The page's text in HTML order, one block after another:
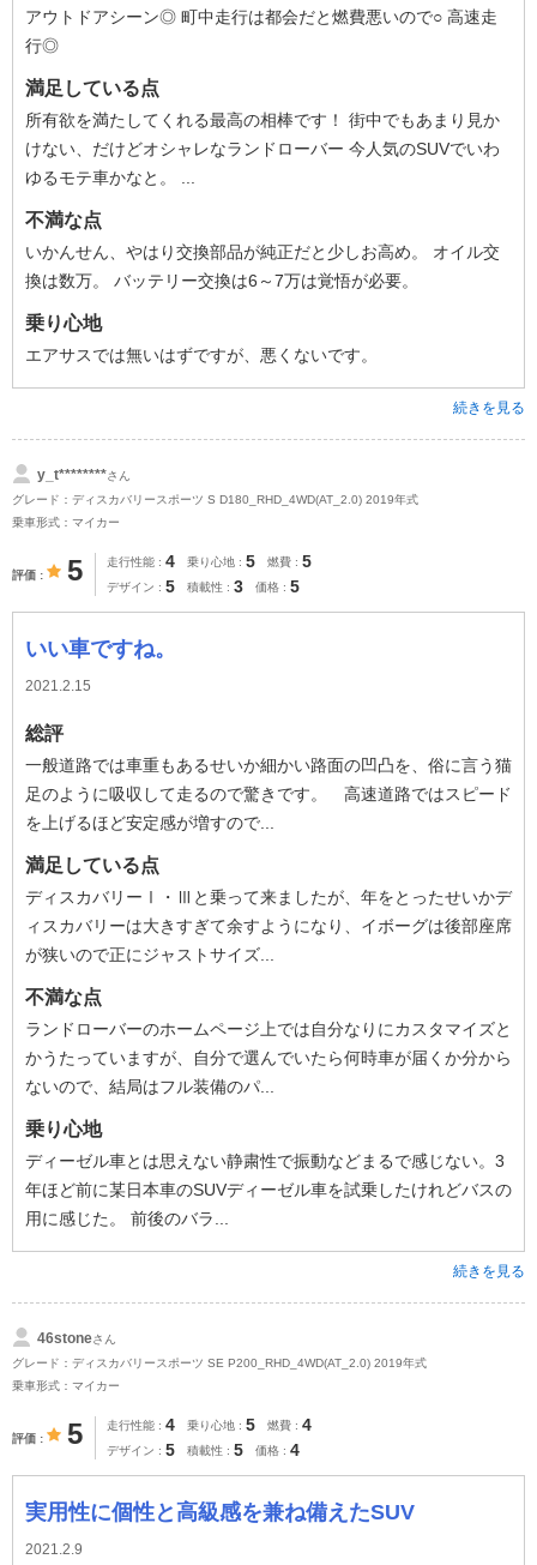
アウトドアシーン◎ 町中走行は都会だと燃費悪いので○ 高速走
行◎
満足している点
所有欲を満たしてくれる最高の相棒です！ 街中でもあまり見か
けない、だけどオシャレなランドローバー 今人気のSUVでいわ
ゆるモテ車かなと。 ...
不満な点
いかんせん、やはり交換部品が純正だと少しお高め。 オイル交
換は数万。 バッテリー交換は6～7万は覚悟が必要。
乗り心地
エアサスでは無いはずですが、悪くないです。
続きを見る
y_t********さん
グレード：ディスカバリースポーツ S D180_RHD_4WD(AT_2.0) 2019年式
乗車形式：マイカー
評価 5 走行性能 4 乗り心地 5 燃費 5
デザイン 5 積載性 3 価格 5
いい車ですね。
2021.2.15
総評
一般道路では車重もあるせいか細かい路面の凹凸を、俗に言う猫
足のように吸収して走るので驚きです。 高速道路ではスピード
を上げるほど安定感が増すので...
満足している点
ディスカバリーⅠ・Ⅲと乗って来ましたが、年をとったせいかデ
ィスカバリーは大きすぎて余すようになり、イボーグは後部座席
が狭いので正にジャストサイズ...
不満な点
ランドローバーのホームページ上では自分なりにカスタマイズと
かうたっていますが、自分で選んでいたら何時車が届くか分から
ないので、結局はフル装備のパ...
乗り心地
ディーゼル車とは思えない静粛性で振動などまるで感じない。3
年ほど前に某日本車のSUVディーゼル車を試乗したけれどバスの
用に感じた。 前後のバラ...
続きを見る
46stoneさん
グレード：ディスカバリースポーツ SE P200_RHD_4WD(AT_2.0) 2019年式
乗車形式：マイカー
評価 5 走行性能 4 乗り心地 5 燃費 4
デザイン 5 積載性 5 価格 4
実用性に個性と高級感を兼ね備えたSUV
2021.2.9